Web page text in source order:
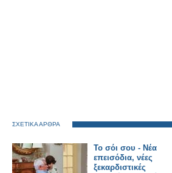
ΣΧΕΤΙΚΑ ΑΡΘΡΑ
Το σόι σου - Νέα
επεισόδια, νέες
ξεκαρδιστικές